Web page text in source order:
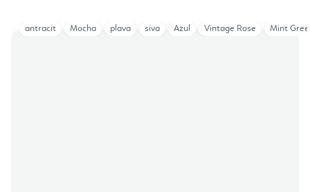
antracit Mocha plava siva Azul Vintage Rose Mint